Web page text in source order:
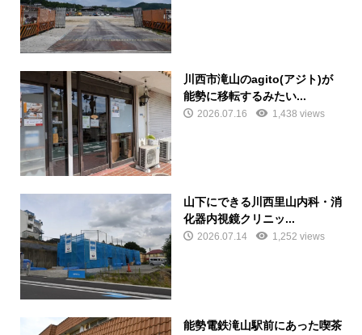
川西市滝山のagito(アジト)が
能勢に移転するみたい...
2026.07.16 1,438 views
山下にできる川西里山内科・消
化器内視鏡クリニッ...
2026.07.14 1,252 views
能勢電鉄滝山駅前にあった喫茶